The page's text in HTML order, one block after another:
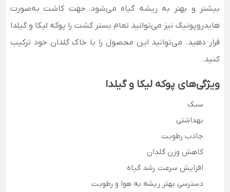
بیشتر و بهتر به ریشه گیاه می‌شود. جهت کاشت به‌صورت
هایدروپونیک نیز می‌توانید تمام بستر کشت را پوکه لیکا و گیلدا
قرار دهید. می‌توانید این محصول را با خاک گلدان خود ترکیب
کنید.
ویژگی‌های پوکه لیکا و گیلدا
سبک
بهداشتی
جاذب رطوبت
کاهش وزن گلدان
افزایش سرعت رشد گیاه
دسترسی بهتر ریشه به هوا و رطوبت